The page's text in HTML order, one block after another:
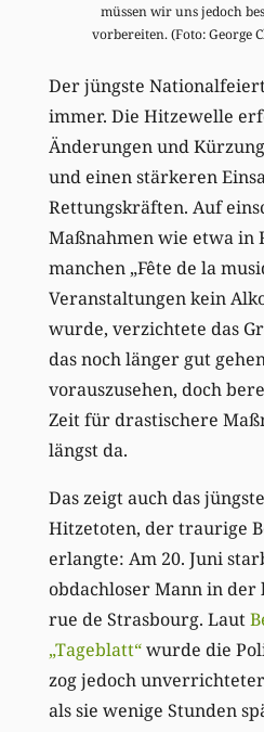
müssen wir uns jedoch
vorbereiten. (Foto: George
Der jüngste
immer. Die Hitzewelle
Änderungen und
und einen stärkeren
Rettungskräften. Auf
Maßnahmen wie etwa in
manchen „Fête de la
Veranstaltungen kein
wurde, verzichtete das
das noch länger gut
vorauszusehen, doch
Zeit für drastischere
längst da.
Das zeigt auch das
Hitzetoten, der traurige
erlangte: Am 20. Juni
obdachloser Mann in der
rue de Strasbourg. Laut
„Tageblatt“wurde die
zog jedoch
als sie wenige Stunden